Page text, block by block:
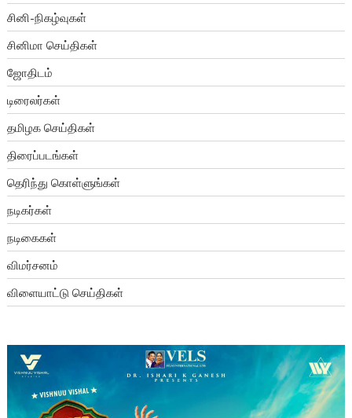
சினி-நிகழ்வுகள்
சினிமா செய்திகள்
ஜோதிடம்
டிரைலர்கள்
தமிழக செய்திகள்
திரைப்படங்கள்
தெரிந்து கொள்ளுங்கள்
நடிகர்கள்
நடிகைகள்
விமர்சனம்
விளையாட்டு செய்திகள்